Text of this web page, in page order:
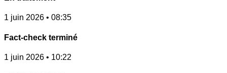
1 juin 2026 • 08:35
Fact-check terminé
1 juin 2026 • 10:22